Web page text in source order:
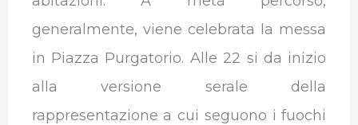
generalmente, viene celebrata la messa
in Piazza Purgatorio. Alle 22 si da inizio
alla versione serale della
rappresentazione a cui seguono i fuochi